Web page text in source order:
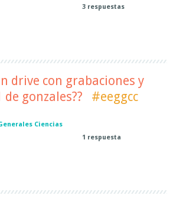
3 respuestas
drive con grabaciones y
gonzales??
#eeggcc
Ciencias
1 respuesta